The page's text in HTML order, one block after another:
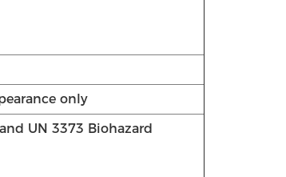
only
UN 3373 Biohazard